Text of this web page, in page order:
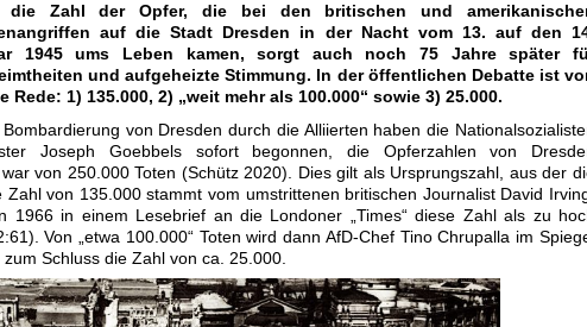
die Zahl der Opfer, die bei den britischen und
auf die Stadt Dresden in der Nacht vom 13. auf den
1945 ums Leben kamen, sorgt auch noch 75 Jahre später
und aufgeheizte Stimmung. In der öffentlichen Debatte ist
1) 135.000, 2) „weit mehr als 100.000“ sowie 3) 25.000.
von Dresden durch die Alliierten haben die
Joseph Goebbels sofort begonnen, die Opferzahlen von
von 250.000 Toten (Schütz 2020). Dies gilt als Ursprungszahl, aus der
von 135.000 stammt vom umstrittenen britischen Journalist David
1966 in einem Lesebrief an die Londoner „Times“ diese Zahl als zu
Von „etwa 100.000“ Toten wird dann AfD-Chef Tino Chrupalla im
Schluss die Zahl von ca. 25.000.